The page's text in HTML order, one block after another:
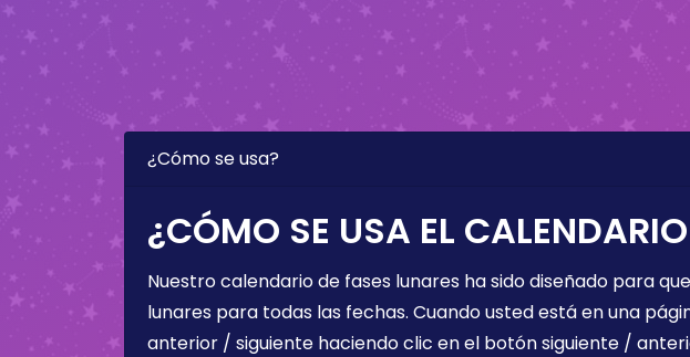
¿Cómo se usa?
¿CÓMO SE USA EL
Nuestro calendario de fases lunares ha sido diseñado para
lunares para todas las fechas. Cuando usted está en una
anterior / siguiente haciendo clic en el botón siguiente /